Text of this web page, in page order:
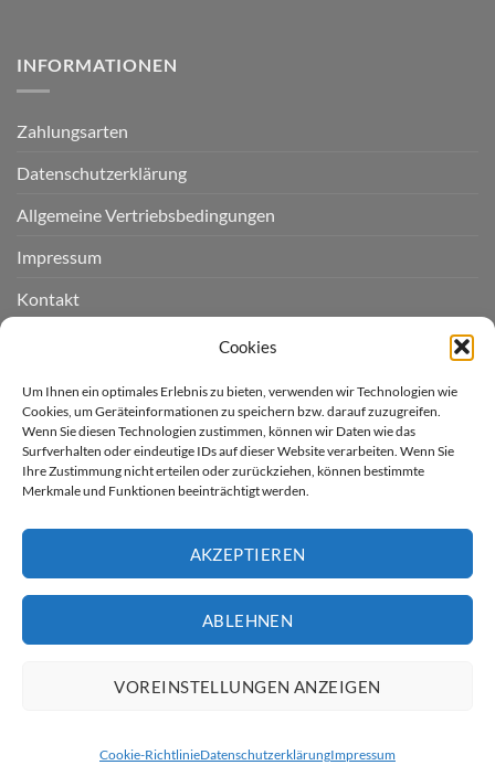
Cookies
Um Ihnen ein optimales Erlebnis zu bieten, verwenden wir Technologien wie
Cookies, um Geräteinformationen zu speichern bzw. darauf zuzugreifen.
Wenn Sie diesen Technologien zustimmen, können wir Daten wie das
Surfverhalten oder eindeutige IDs auf dieser Website verarbeiten. Wenn Sie
Ihre Zustimmung nicht erteilen oder zurückziehen, können bestimmte
Merkmale und Funktionen beeinträchtigt werden.
AKZEPTIEREN
ABLEHNEN
VOREINSTELLUNGEN ANZEIGEN
Cookie-RichtlinieDatenschutzerklärungImpressum
INFORMATIONEN
Zahlungsarten
Datenschutzerklärung
Allgemeine Vertriebsbedingungen
Impressum
Kontakt
Cookie-Richtlinie (EU)
LIEFERGEBIET
nur nach Deutschland.
* Kostenloser Versand innerhalb
Deutschland (ausser Inseln)
Vorkasse Rechnung